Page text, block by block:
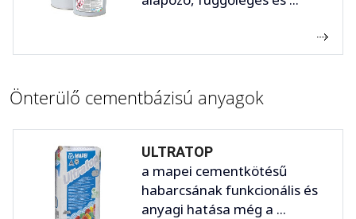
Önterülő cementbázisú anyagok
ULTRATOP
a mapei cementkötésű
habarcsának funkcionális és
anyagi hatása még a ...